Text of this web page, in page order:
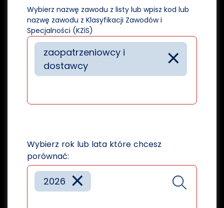
Wybierz nazwę zawodu z listy lub wpisz kod lub
nazwę zawodu z Klasyfikacji Zawodów i
Specjalności (KZiS)
×
zaopatrzeniowcy i
dostawcy
Wybierz rok lub lata które chcesz
porównać:
×
2026